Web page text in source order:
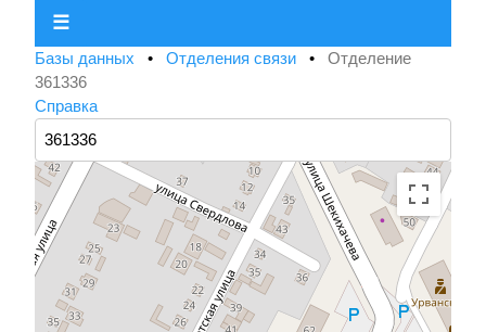
☰
Базы данных • Отделения связи • Отделение
361336
Справка